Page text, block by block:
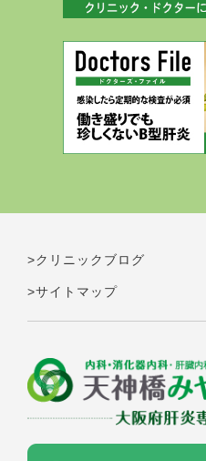
>クリニックブログ
>サイトマップ